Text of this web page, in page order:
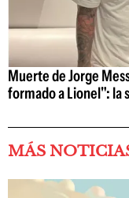
Muerte de Jorge
formado a Lionel": la
MÁS